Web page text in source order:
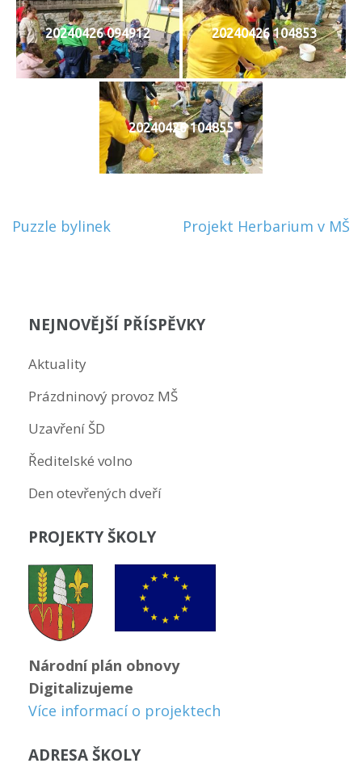
20240426 094912 20240426 104853
20240426 104855
Navigace
Puzzle bylinek Projekt Herbarium v MŠ
NEJNOVĚJŠÍ PŘÍSPĚVKY
Aktuality
Prázdninový provoz MŠ
Uzavření ŠD
Ředitelské volno
Den otevřených dveří
PROJEKTY ŠKOLY
Národní plán obnovy
Digitalizujeme
Více informací o projektech
ADRESA ŠKOLY